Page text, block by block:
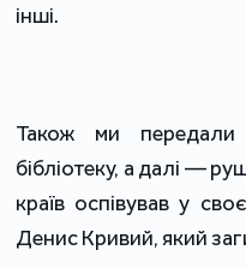
інші.
Також ми
бібліотеку, а далі —
країв оспівував у
Денис Кривий, який